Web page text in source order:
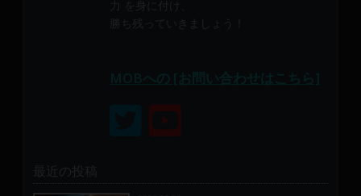
力 を身に付け、
勝ち残っていきましょう！
最近の投稿